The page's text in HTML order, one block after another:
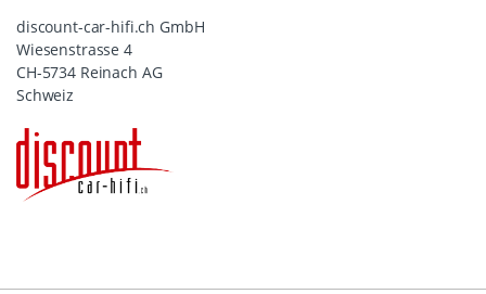
discount-car-hifi.ch GmbH
Wiesenstrasse 4
CH-5734 Reinach AG
Schweiz